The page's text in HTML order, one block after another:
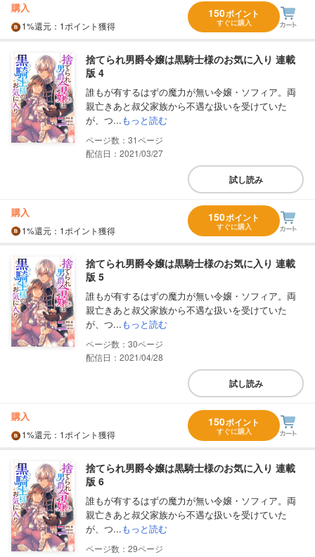
購入
1%還元 ：1ポイント獲得
150ポイント
すぐに購入
捨てられ男爵令嬢は黒騎士様のお気に入り 連載
版 4
誰もが有するはずの魔力が無い令嬢・ソフィア。両
親亡きあと叔父家族から不遇な扱いを受けていた
が、つ...もっと読む
31
配信日：2021/03/27
試し読み
購入
1%還元 ：1ポイント獲得
150ポイント
すぐに購入
捨てられ男爵令嬢は黒騎士様のお気に入り 連載
版 5
誰もが有するはずの魔力が無い令嬢・ソフィア。両
親亡きあと叔父家族から不遇な扱いを受けていた
が、つ...もっと読む
30
配信日：2021/04/28
試し読み
購入
1%還元 ：1ポイント獲得
150ポイント
すぐに購入
捨てられ男爵令嬢は黒騎士様のお気に入り 連載
版 6
誰もが有するはずの魔力が無い令嬢・ソフィア。両
親亡きあと叔父家族から不遇な扱いを受けていた
が、つ...もっと読む
29